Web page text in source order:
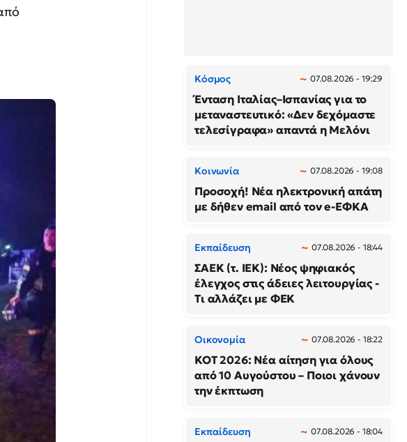
Κόσμος 07.08.2026 - 19:29
Ένταση Ιταλίας–Ισπανίας για το
μεταναστευτικό: «Δεν δεχόμαστε
τελεσίγραφα» απαντά η Μελόνι
Κοινωνία 07.08.2026 - 19:08
Προσοχή! Νέα ηλεκτρονική απάτη
με δήθεν email από τον e-ΕΦΚΑ
Εκπαίδευση 07.08.2026 - 18:44
ΣΑΕΚ (τ. ΙΕΚ): Νέος ψηφιακός
έλεγχος στις άδειες λειτουργίας -
Τι αλλάζει με ΦΕΚ
Οικονομία 07.08.2026 - 18:22
ΚΟΤ 2026: Νέα αίτηση για όλους
από 10 Αυγούστου – Ποιοι χάνουν
την έκπτωση
Εκπαίδευση 07.08.2026 - 18:04